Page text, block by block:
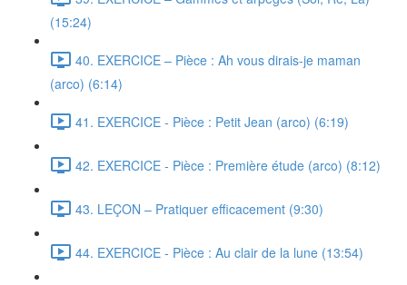
(15:24)
40. EXERCICE – Pièce : Ah vous dirais-je maman
(arco) (6:14)
41. EXERCICE - Pièce : Petit Jean (arco) (6:19)
42. EXERCICE - Pièce : Première étude (arco) (8:12)
43. LEÇON – Pratiquer efficacement (9:30)
44. EXERCICE - Pièce : Au clair de la lune (13:54)